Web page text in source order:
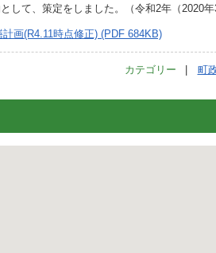
して、策定をしました。（令和2年（2020年
画(R4.11時点修正) (PDF 684KB)
カテゴリー 町